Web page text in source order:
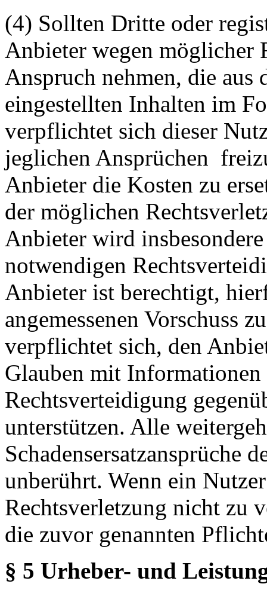
(4) Sollten Dritte oder
Anbieter wegen möglicher
Anspruch nehmen, die aus
eingestellten Inhalten im
verpflichtet sich dieser
jeglichen Ansprüchen
Anbieter die Kosten zu
der möglichen
Anbieter wird
notwendigen
Anbieter ist berechtigt,
angemessenen Vorschuss
verpflichtet sich, den
Glauben mit
Rechtsverteidigung
unterstützen. Alle
Schadensersatzansprüche
unberührt. Wenn ein
Rechtsverletzung nicht zu
die zuvor genannten
§ 5 Urheber- und